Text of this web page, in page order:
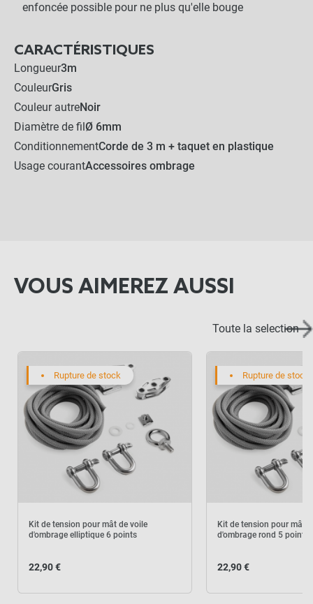
enfoncée possible pour ne plus qu'elle bouge
CARACTÉRISTIQUES
Longueur3m
CouleurGris
Couleur autreNoir
Diamètre de fil Ø 6mm
ConditionnementCorde de 3 m + taquet en plastique
Usage courantAccessoires ombrage
VOUS AIMEREZ AUSSI
Toute la selection
Rupture de stock
Kit de tension pour mât de voile
d'ombrage elliptique 6 points
22,90 €
Rupture de stock
Kit de tension pour mât
d'ombrage rond 5 points
22,90 €